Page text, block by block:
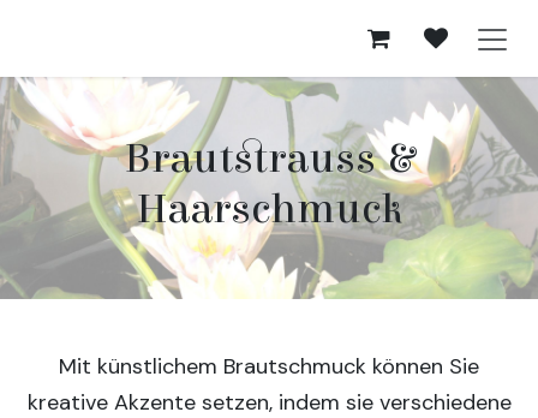
Brautstrauss &
Haarschmuck
Mit künstlichem Brautschmuck können Sie
kreative Akzente setzen, indem sie verschiedene